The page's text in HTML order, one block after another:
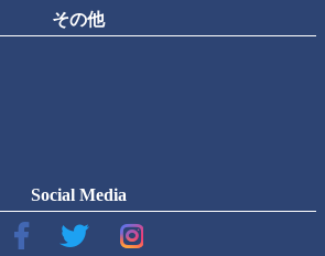
その他
Social Media